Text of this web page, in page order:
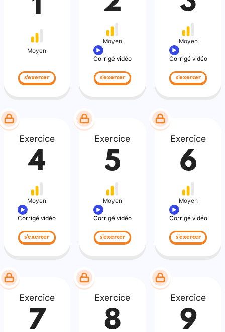
1
Moyen
s'exercer
Moyen
Corrigé vidéo
s'exercer
Moyen
Corrigé vidéo
s'exercer
Exercice
4
Moyen
Corrigé vidéo
s'exercer
Exercice
5
Moyen
Corrigé vidéo
s'exercer
Exercice
6
Moyen
Corrigé vidéo
s'exercer
Exercice
7
Exercice
8
Exercice
9